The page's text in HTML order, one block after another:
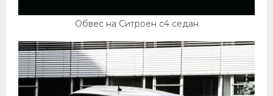
Обвес на Ситроен с4 седан